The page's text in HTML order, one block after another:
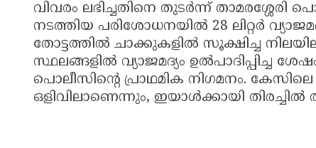
വിവരം ലഭിച്ചതിനെ തുടർന്ന് താമരശ്ശേരി
നടത്തിയ പരിശോധനയിൽ 28 ലിറ്റർ
തോട്ടത്തിൽ ചാക്കുകളിൽ സൂക്ഷിച്ച
സ്ഥലങ്ങളിൽ വ്യാജമദ്യം ഉൽപാദിപ്പിച്ച
പൊലീസിൻ്റെ പ്രാഥമിക നിഗമനം.
ഒളിവിലാണെന്നും, ഇയാൾക്കായി